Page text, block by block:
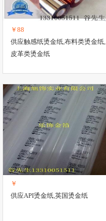
￥88
供应触感纸烫金纸,布料类烫金纸,
皮革类烫金纸
￥
供应API烫金纸,英国烫金纸